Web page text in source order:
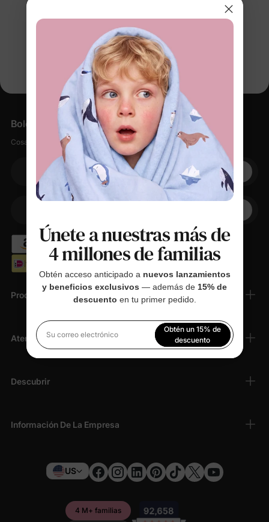
Productos
Atención Al Cliente
Descubrir
Información De La Empresa
Boletín informativo
Cosas suaves, pequeños descuentos, cero spam.
Su correo electrónico
US
4 M+ familias
Únete a nuestras más de
4 millones de familias
Obtén acceso anticipado a nuevos lanzamientos
y beneficios exclusivos — además de 15% de
descuento en tu primer pedido.
Su correo electrónico
Obtén un 15% de
descuento